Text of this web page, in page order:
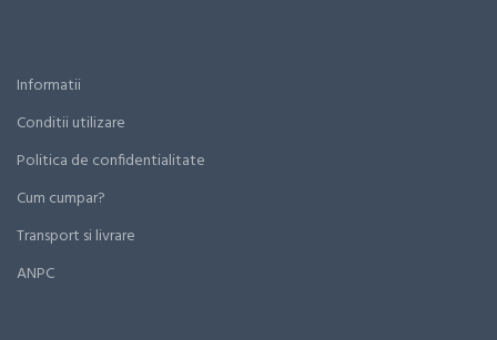
Informatii
Conditii utilizare
Politica de confidentialitate
Cum cumpar?
Transport si livrare
ANPC